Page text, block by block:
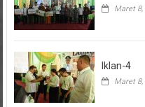
Maret 8,
Iklan-4
Maret 8,